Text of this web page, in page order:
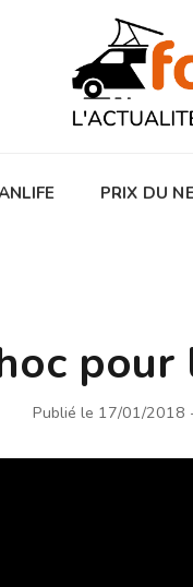
PRIX DU
pour
Publié le 17/01/2018